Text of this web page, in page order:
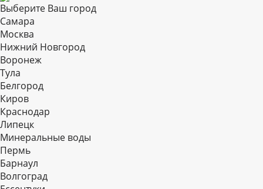
Выберите Ваш город
Самара
Москва
Нижний Новгород
Воронеж
Тула
Белгород
Киров
Краснодар
Липецк
Минеральные воды
Пермь
Барнаул
Волгоград